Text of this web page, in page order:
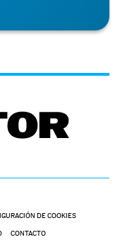
DE COOKIES
CONTACTO